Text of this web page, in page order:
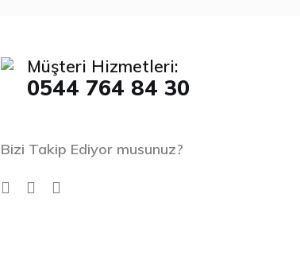
Müşteri Hizmetleri:
0544 764 84 30
Bizi Takip Ediyor musunuz?